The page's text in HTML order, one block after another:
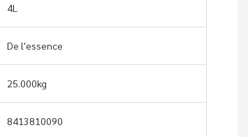
4L
De l'essence
25.000kg
8413810090